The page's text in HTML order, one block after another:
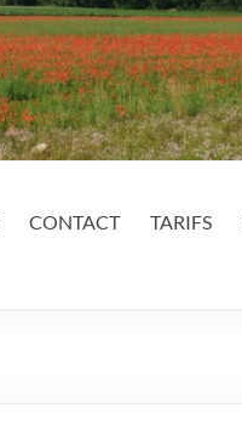
CONTACT TARIFS